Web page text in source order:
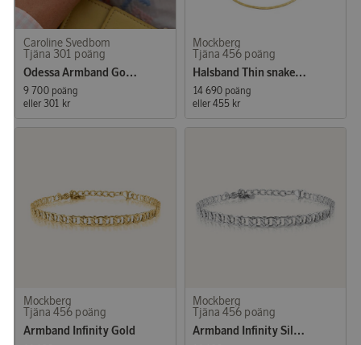
Caroline Svedbom
Tjäna 301 poäng
Odessa Armband Gold Crystal
9 700 poäng
eller 301 kr
Mockberg
Tjäna 456 poäng
Halsband Thin snake gold
14 690 poäng
eller 455 kr
Mockberg
Tjäna 456 poäng
Armband Infinity Gold
Mockberg
Tjäna 456 poäng
Armband Infinity Silver